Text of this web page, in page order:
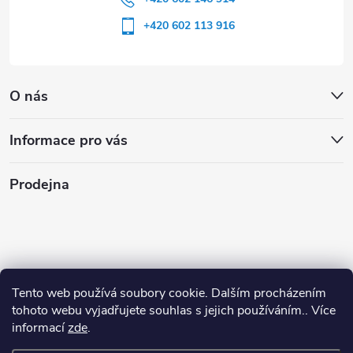
Tento web používá soubory cookie. Dalším procházením
tohoto webu vyjadřujete souhlas s jejich používáním.. Více
informacízde.
O nás
Informace pro vás
+420 602 113 916
Prodejna